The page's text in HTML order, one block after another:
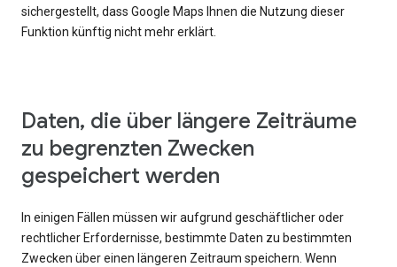
sichergestellt, dass Google Maps Ihnen die Nutzung dieser
Funktion künftig nicht mehr erklärt.
Daten, die über längere Zeiträume
zu begrenzten Zwecken
gespeichert werden
In einigen Fällen müssen wir aufgrund geschäftlicher oder
rechtlicher Erfordernisse, bestimmte Daten zu bestimmten
Zwecken über einen längeren Zeitraum speichern. Wenn